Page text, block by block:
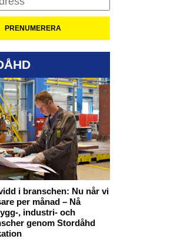
i branschen: Nu når vi
per månad – Nå
, industri- och
genom Stordåhd